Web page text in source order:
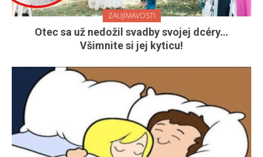
ZAUJÍMAVOSTI
Otec sa už nedožil svadby svojej dcéry…
Všimnite si jej kyticu!